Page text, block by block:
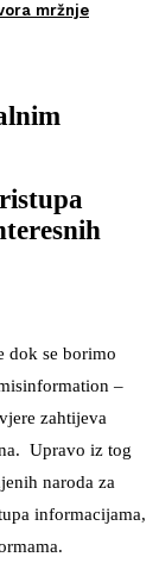
mržnje
dok se borimo
–
zahtijeva
Upravo iz tog
naroda za
informacijama,